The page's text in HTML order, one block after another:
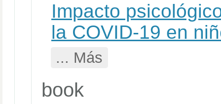
Impacto
la COVID-19 en
... Más
book